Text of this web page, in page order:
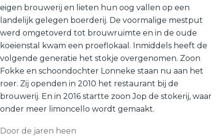
eigen brouwerij en lieten hun oog vallen op een
landelijk gelegen boerderij. De voormalige mestput
werd omgetoverd tot brouwruimte en in de oude
koeienstal kwam een proeflokaal. Inmiddels heeft de
volgende generatie het stokje overgenomen. Zoon
Fokke en schoondochter Lonneke staan nu aan het
roer. Zij openden in 2010 het restaurant bij de
brouwerij. En in 2016 startte zoon Jop de stokerij, waar
onder meer limoncello wordt gemaakt.
Door de jaren heen